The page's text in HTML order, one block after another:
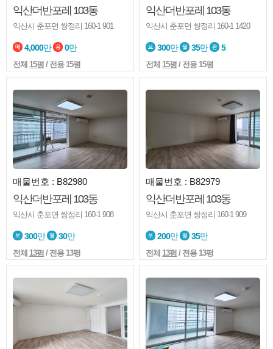
익산더반포레 103동
익산시 춘포면 쌍정리 160-1 901
4,000만 0만
전체 15평 / 전용 15평
익산더반포레 103동
익산시 춘포면 쌍정리 160-1 1420
300만 35만 5
전체 15평 / 전용 15평
매물번호 : B82980
익산더반포레 103동
익산시 춘포면 쌍정리 160-1 908
300만 30만
전체 13평 / 전용 13평
매물번호 : B82979
익산더반포레 103동
익산시 춘포면 쌍정리 160-1 909
200만 35만
전체 13평 / 전용 13평